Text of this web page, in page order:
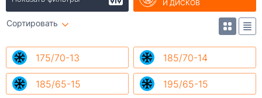
И ДИСКОВ
Сортировать
175/70-13 185/70-14
185/65-15 195/65-15